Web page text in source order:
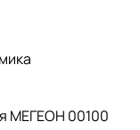
МЕГЕОН 00100